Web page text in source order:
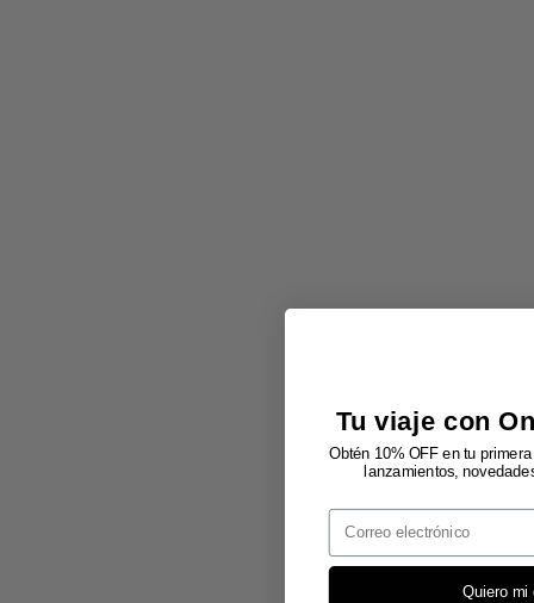
Tu viaje con
Obtén 10% OFF en tu
lanzamientos,
Email
Quiero mi